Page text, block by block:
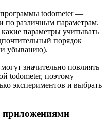
todometer —
по различным параметрам.
параметры учитывать
порядок
убыванию).
значительно повлиять
todometer, поэтому
экспериментов и выбрать
приложениями